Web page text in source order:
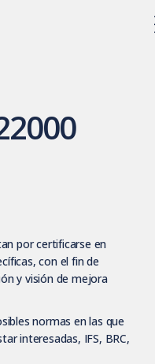
por certificarse en
con el fin de
y visión de mejora
normas en las que
interesadas, IFS, BRC,